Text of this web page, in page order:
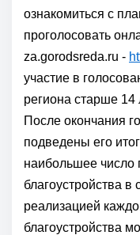
ознакомиться с
проголосовать
za.gorodsreda.ru -
участие в
региона старше 14
После окончания
подведены его
наибольшее число
благоустройства
реализацией
благоустройства